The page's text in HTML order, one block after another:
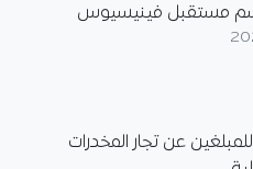
مستقبل فينيسيوس
عن تجار المخدرات